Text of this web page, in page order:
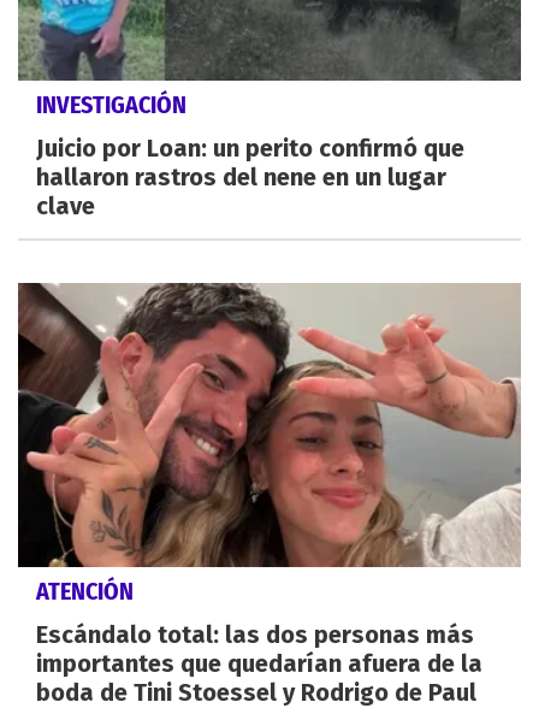
INVESTIGACIÓN
Juicio por Loan: un perito confirmó que
hallaron rastros del nene en un lugar
clave
ATENCIÓN
Escándalo total: las dos personas más
importantes que quedarían afuera de la
boda de Tini Stoessel y Rodrigo de Paul